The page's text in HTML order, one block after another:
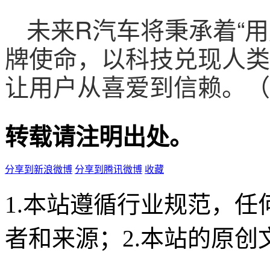
未来R汽车将秉承着“
牌使命，以科技兑现人
让用户从喜爱到信赖。
转载请注明出处。
分享到新浪微博 分享到腾讯微博 收藏
1.本站遵循行业规范，
者和来源；2.本站的原